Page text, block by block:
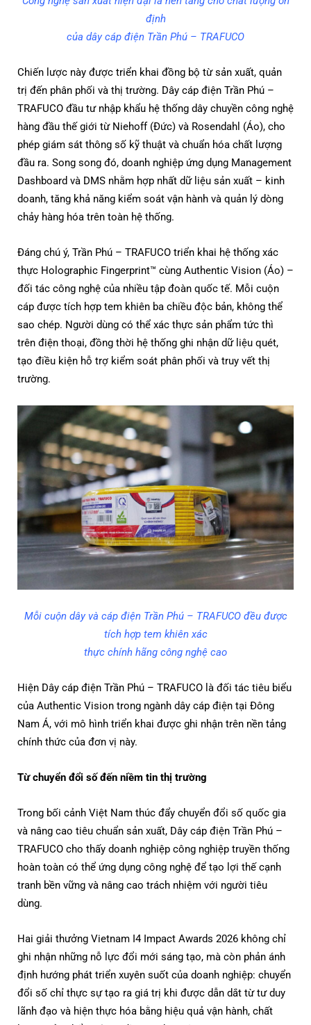
định
của dây cáp điện Trần Phú – TRAFUCO
Chiến lược này được triển khai đồng bộ từ sản xuất, quản
trị đến phân phối và thị trường. Dây cáp điện Trần Phú –
TRAFUCO đầu tư nhập khẩu hệ thống dây chuyền công nghệ
hàng đầu thế giới từ Niehoff (Đức) và Rosendahl (Áo), cho
phép giám sát thông số kỹ thuật và chuẩn hóa chất lượng
đầu ra. Song song đó, doanh nghiệp ứng dụng Management
Dashboard và DMS nhằm hợp nhất dữ liệu sản xuất – kinh
doanh, tăng khả năng kiểm soát vận hành và quản lý dòng
chảy hàng hóa trên toàn hệ thống.
Đáng chú ý, Trần Phú – TRAFUCO triển khai hệ thống xác
thực Holographic Fingerprint™ cùng Authentic Vision (Áo) –
đối tác công nghệ của nhiều tập đoàn quốc tế. Mỗi cuộn
cáp được tích hợp tem khiên ba chiều độc bản, không thể
sao chép. Người dùng có thể xác thực sản phẩm tức thì
trên điện thoại, đồng thời hệ thống ghi nhận dữ liệu quét,
tạo điều kiện hỗ trợ kiểm soát phân phối và truy vết thị
trường.
Mỗi cuộn dây và cáp điện Trần Phú – TRAFUCO đều được
tích hợp tem khiên xác
thực chính hãng công nghệ cao
Hiện Dây cáp điện Trần Phú – TRAFUCO là đối tác tiêu biểu
của Authentic Vision trong ngành dây cáp điện tại Đông
Nam Á, với mô hình triển khai được ghi nhận trên nền tảng
chính thức của đơn vị này.
Từ chuyển đổi số đến niềm tin thị trường
Trong bối cảnh Việt Nam thúc đẩy chuyển đổi số quốc gia
và nâng cao tiêu chuẩn sản xuất, Dây cáp điện Trần Phú –
TRAFUCO cho thấy doanh nghiệp công nghiệp truyền thống
hoàn toàn có thể ứng dụng công nghệ để tạo lợi thế cạnh
tranh bền vững và nâng cao trách nhiệm với người tiêu
dùng.
Hai giải thưởng Vietnam I4 Impact Awards 2026 không chỉ
ghi nhận những nỗ lực đổi mới sáng tạo, mà còn phản ánh
định hướng phát triển xuyên suốt của doanh nghiệp: chuyển
đổi số chỉ thực sự tạo ra giá trị khi được dẫn dắt từ tư duy
lãnh đạo và hiện thực hóa bằng hiệu quả vận hành, chất